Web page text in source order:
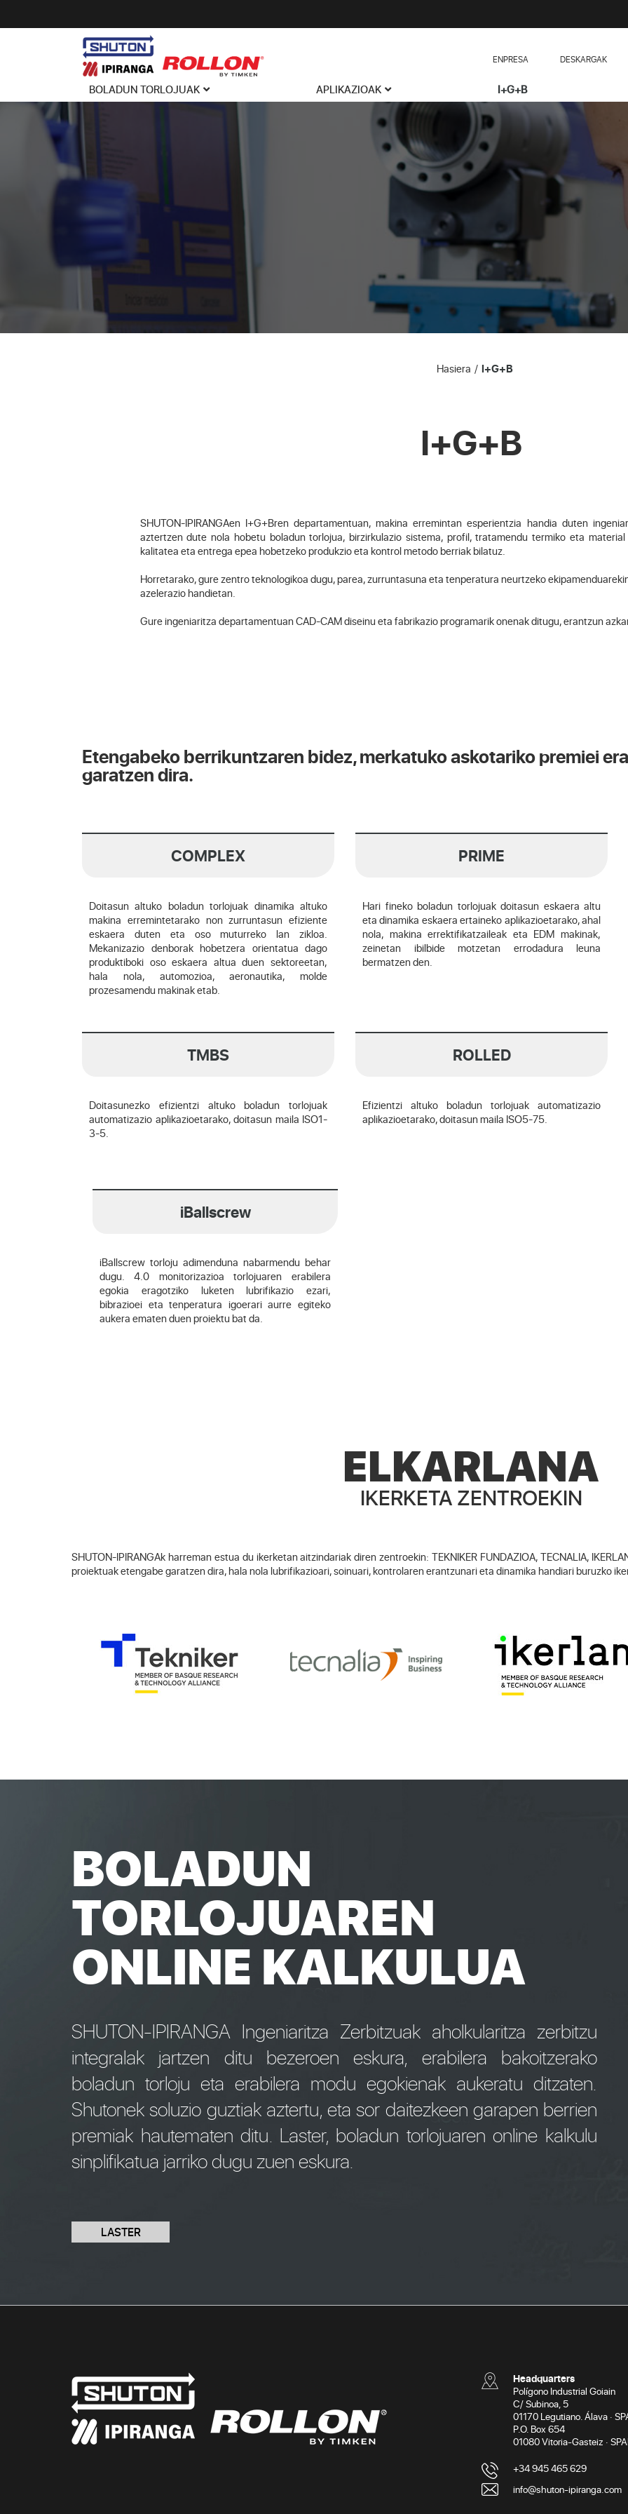
ENPRESA DESKARGAK
BOLADUN TORLOJUAK APLIKAZIOAK I+G+B
Hasiera I+G+B
I+G+B
SHUTON-IPIRANGAen I+G+Bren departamentuan, makina erremintan esperientzia handia duten
aztertzen dute nola hobetu boladun torlojua, birzirkulazio sistema, profil, tratamendu termiko eta
kalitatea eta entrega epea hobetzeko produkzio eta kontrol metodo berriak bilatuz.
Horretarako, gure zentro teknologikoa dugu, parea, zurruntasuna eta tenperatura neurtzeko
azelerazio handietan.
Gure ingeniaritza departamentuan CAD-CAM diseinu eta fabrikazio programarik onenak ditugu, erantzun
Etengabeko berrikuntzaren bidez, merkatuko askotariko premiei
garatzen dira.
COMPLEX
Doitasun altuko boladun torlojuak dinamika altuko
makina erremintetarako non zurruntasun efiziente
eskaera duten eta oso muturreko lan zikloa.
Mekanizazio denborak hobetzera orientatua dago
produktiboki oso eskaera altua duen sektoreetan,
hala nola, automozioa, aeronautika, molde
prozesamendu makinak etab.
PRIME
Hari fineko boladun torlojuak doitasun eskaera altu
eta dinamika eskaera ertaineko aplikazioetarako, ahal
nola, makina errektifikatzaileak eta EDM makinak,
zeinetan ibilbide motzetan errodadura leuna
bermatzen den.
TMBS
Doitasunezko efizientzi altuko boladun torlojuak
automatizazio aplikazioetarako, doitasun maila ISO1-
3-5.
ROLLED
Efizientzi altuko boladun torlojuak automatizazio
aplikazioetarako, doitasun maila ISO5-75.
iBallscrew
iBallscrew torloju adimenduna nabarmendu behar
dugu. 4.0 monitorizazioa torlojuaren erabilera
egokia eragotziko luketen lubrifikazio ezari,
bibrazioei eta tenperatura igoerari aurre egiteko
aukera ematen duen proiektu bat da.
ELKARLANA
IKERKETA ZENTROEKIN
SHUTON-IPIRANGAk harreman estua du ikerketan aitzindariak diren zentroekin: TEKNIKER FUNDAZIOA, TECNALIA,
proiektuak etengabe garatzen dira, hala nola lubrifikazioari, soinuari, kontrolaren erantzunari eta dinamika handiari buruzko
BOLADUN
TORLOJUAREN
ONLINE KALKULUA
SHUTON-IPIRANGA Ingeniaritza Zerbitzuak aholkularitza zerbitzu
integralak jartzen ditu bezeroen eskura, erabilera bakoitzerako
boladun torloju eta erabilera modu egokienak aukeratu ditzaten.
Shutonek soluzio guztiak aztertu, eta sor daitezkeen garapen berrien
premiak hautematen ditu. Laster, boladun torlojuaren online kalkulu
sinplifikatua jarriko dugu zuen eskura.
LASTER
Headquarters
Polígono Industrial Goiain
C/ Subinoa, 5
01170 Legutiano. Álava ·
P.O. Box 654
01080 Vitoria-Gasteiz ·
+34 945 465 629
info@shuton-ipiranga.com